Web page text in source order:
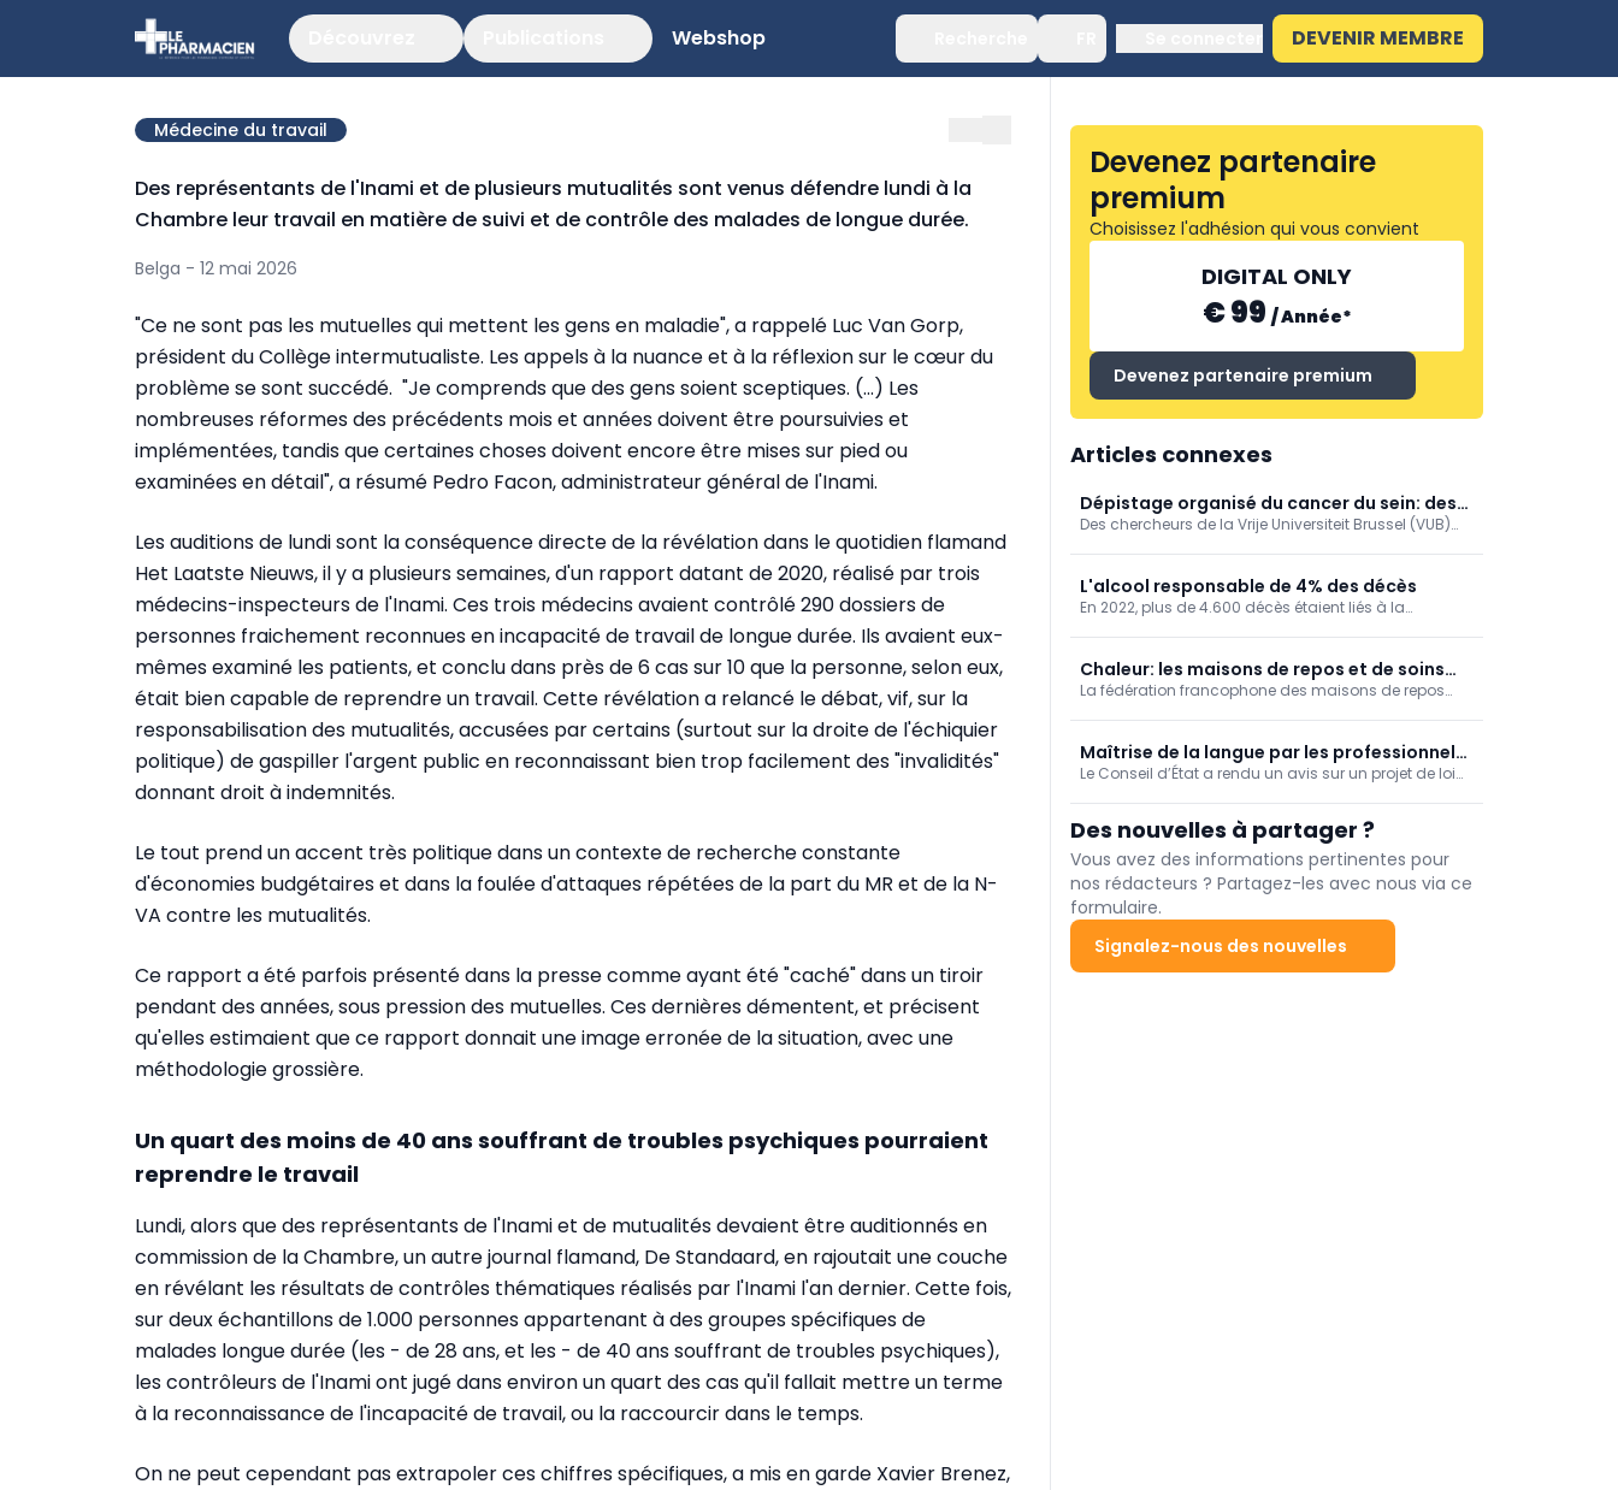
Webshop DEVENIR MEMBRE
Médecine du travail
Des représentants de l'Inami et de plusieurs mutualités sont venus défendre lundi à la
Chambre leur travail en matière de suivi et de contrôle des malades de longue durée.
Belga - 12 mai 2026
"Ce ne sont pas les mutuelles qui mettent les gens en maladie", a rappelé Luc Van Gorp,
président du Collège intermutualiste. Les appels à la nuance et à la réflexion sur le cœur du
problème se sont succédé. "Je comprends que des gens soient sceptiques. (...) Les
nombreuses réformes des précédents mois et années doivent être poursuivies et
implémentées, tandis que certaines choses doivent encore être mises sur pied ou
examinées en détail", a résumé Pedro Facon, administrateur général de l'Inami.
Les auditions de lundi sont la conséquence directe de la révélation dans le quotidien flamand
Het Laatste Nieuws, il y a plusieurs semaines, d'un rapport datant de 2020, réalisé par trois
médecins-inspecteurs de l'Inami. Ces trois médecins avaient contrôlé 290 dossiers de
personnes fraichement reconnues en incapacité de travail de longue durée. Ils avaient eux-
mêmes examiné les patients, et conclu dans près de 6 cas sur 10 que la personne, selon eux,
était bien capable de reprendre un travail. Cette révélation a relancé le débat, vif, sur la
responsabilisation des mutualités, accusées par certains (surtout sur la droite de l'échiquier
politique) de gaspiller l'argent public en reconnaissant bien trop facilement des "invalidités"
donnant droit à indemnités.
Le tout prend un accent très politique dans un contexte de recherche constante
d'économies budgétaires et dans la foulée d'attaques répétées de la part du MR et de la N-
VA contre les mutualités.
Ce rapport a été parfois présenté dans la presse comme ayant été "caché" dans un tiroir
pendant des années, sous pression des mutuelles. Ces dernières démentent, et précisent
qu'elles estimaient que ce rapport donnait une image erronée de la situation, avec une
méthodologie grossière.
Un quart des moins de 40 ans souffrant de troubles psychiques pourraient
reprendre le travail
Lundi, alors que des représentants de l'Inami et de mutualités devaient être auditionnés en
commission de la Chambre, un autre journal flamand, De Standaard, en rajoutait une couche
en révélant les résultats de contrôles thématiques réalisés par l'Inami l'an dernier. Cette fois,
sur deux échantillons de 1.000 personnes appartenant à des groupes spécifiques de
malades longue durée (les - de 28 ans, et les - de 40 ans souffrant de troubles psychiques),
les contrôleurs de l'Inami ont jugé dans environ un quart des cas qu'il fallait mettre un terme
à la reconnaissance de l'incapacité de travail, ou la raccourcir dans le temps.
On ne peut cependant pas extrapoler ces chiffres spécifiques, a mis en garde Xavier Brenez,
Devenez partenaire
premium
Choisissez l'adhésion qui vous convient
DIGITAL ONLY
€ 99 /Année*
Devenez partenaire premium
Articles connexes
Dépistage organisé du cancer du sein: des
modèles de simulation encore plus fiables
(VUB)
Des chercheurs de la Vrije Universiteit Brussel (VUB)
programmes de dépistage du cancer du sein.
L'alcool responsable de 4% des décès
En 2022, plus de 4.600 décès étaient liés à la
des ans, en particulier dans la Région de Bruxelles-
Capitale.
Chaleur: les maisons de repos et de soins
réclament une vision à long terme
La fédération francophone des maisons de repos
auxquelles le secteur doit se conformer.
Maîtrise de la langue par les professionnels
de santé: avis nuancé du Conseil d'État
Le Conseil d’État a rendu un avis sur un projet de loi
langue de la région linguistique dans laquelle ils
exercent.
Des nouvelles à partager ?
Vous avez des informations pertinentes pour
nos rédacteurs ? Partagez-les avec nous via ce
formulaire.
Signalez-nous des nouvelles